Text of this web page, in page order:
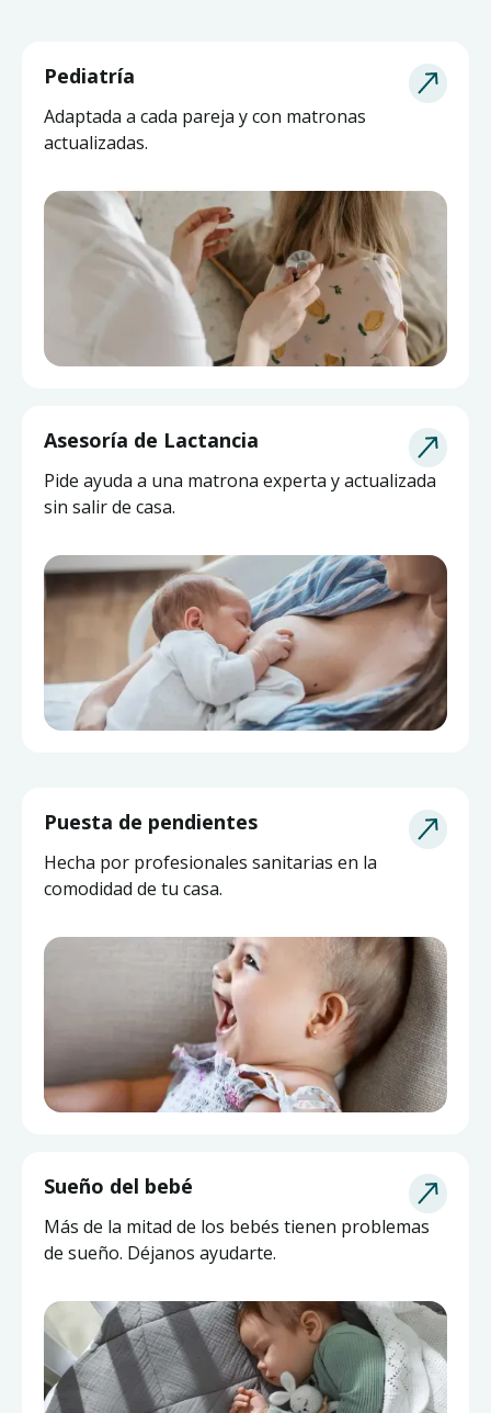
Pediatría
Adaptada a cada pareja y con matronas
actualizadas.
Puesta de pendientes
Hecha por profesionales sanitarias en la
comodidad de tu casa.
Asesoría de Lactancia
Pide ayuda a una matrona experta y actualizada
sin salir de casa.
Sueño del bebé
Más de la mitad de los bebés tienen problemas
de sueño. Déjanos ayudarte.